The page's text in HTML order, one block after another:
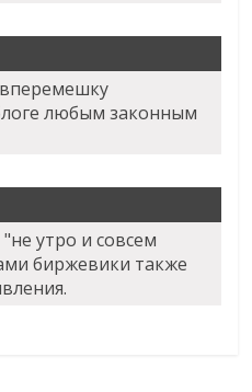
любым законным
утро и совсем
биржевики также